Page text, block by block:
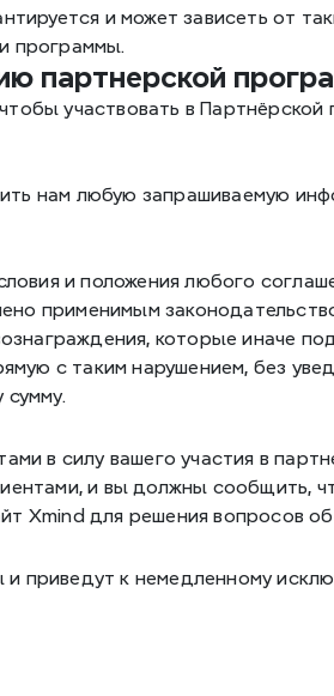
и может зависеть от
программы.
партнерской
участвовать в Партнёрской
нам любую запрашиваемую
и положения любого
применимым
которые иначе
с таким нарушением, без
в силу вашего участия в
и вы должны сообщить,
Xmind для решения вопросов
приведут к немедленному